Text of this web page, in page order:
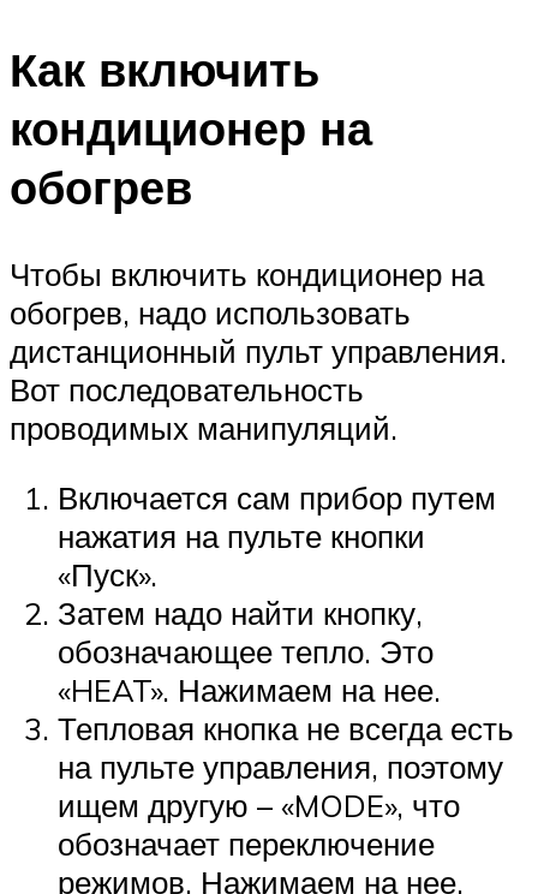
Как включить
кондиционер на
обогрев
Чтобы включить кондиционер на
обогрев, надо использовать
дистанционный пульт управления.
Вот последовательность
проводимых манипуляций.
Включается сам прибор путем
нажатия на пульте кнопки
«Пуск».
Затем надо найти кнопку,
обозначающее тепло. Это
«HEAT». Нажимаем на нее.
Тепловая кнопка не всегда есть
на пульте управления, поэтому
ищем другую – «MODE», что
обозначает переключение
режимов. Нажимаем на нее.